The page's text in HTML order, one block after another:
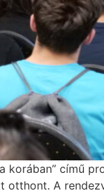
korában” című
A